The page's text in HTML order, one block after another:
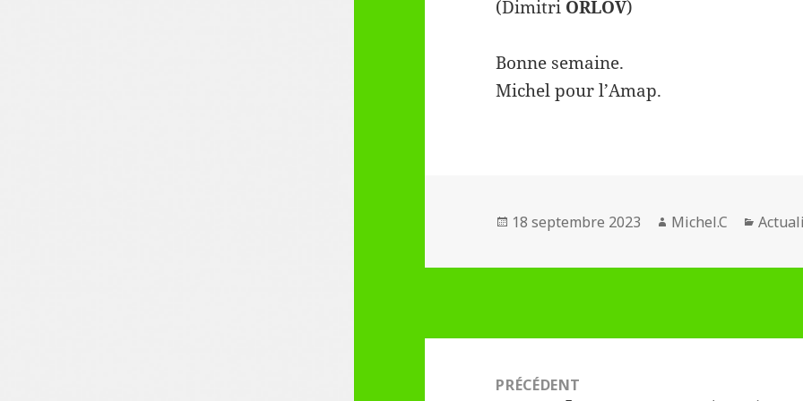
(Dimitri ORLOV)
Bonne semaine.
Michel pour l’Amap.
Publié
18 septembre 2023 Auteur
Michel.C
PRÉCÉDENT